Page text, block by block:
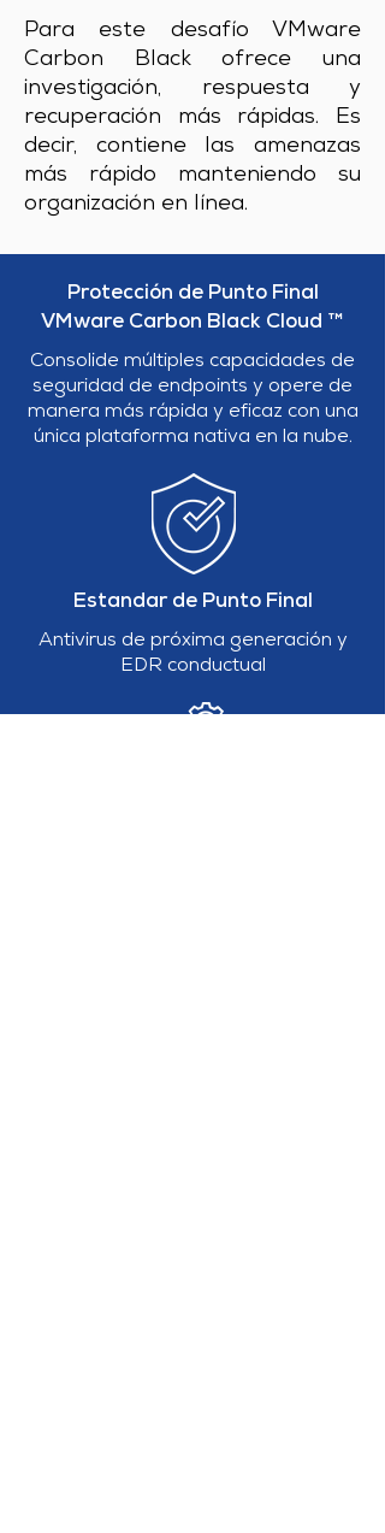
Para este desafío VMware
Carbon Black ofrece una
investigación, respuesta y
recuperación más rápidas. Es
decir, contiene las amenazas
más rápido manteniendo su
organización en línea.
Protección de Punto Final
VMware Carbon Black Cloud ™
Consolide múltiples capacidades de
seguridad de endpoints y opere de
manera más rápida y eficaz con una
única plataforma nativa en la nube.
Estandar de Punto Final
Antivirus de próxima generación y
EDR conductual